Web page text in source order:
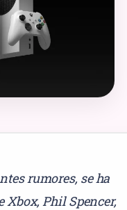
rumores, se ha
Xbox, Phil Spencer,